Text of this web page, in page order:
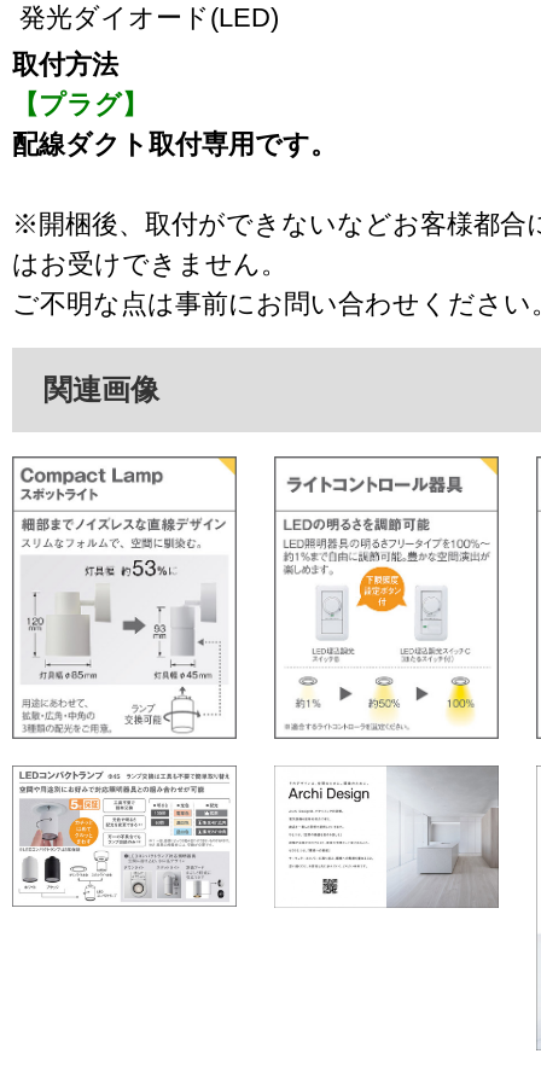
発光ダイオード(LED)
取付方法
【プラグ】
配線ダクト取付専用です。
※開梱後、取付ができないなどお客様都合
はお受けできません。
ご不明な点は事前にお問い合わせください
関連画像